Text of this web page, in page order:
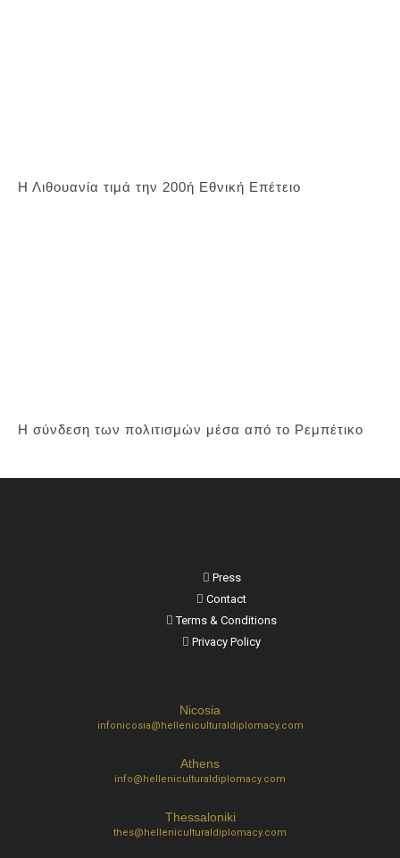
Η Λιθουανία τιμά την 200ή Εθνική Επέτειο
Η σύνδεση των πολιτισμών μέσα από το Ρεμπέτικο
Press
Contact
Terms & Conditions
Privacy Policy
Nicosia
infonicosia@helleniculturaldiplomacy.com
Athens
info@helleniculturaldiplomacy.com
Thessaloniki
thes@helleniculturaldiplomacy.com